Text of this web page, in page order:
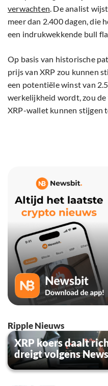
verwachten. De analist
meer dan 2.400 dagen, die
een indrukwekkende bull
Op basis van historische
prijs van XRP zou kunnen
een potentiële winst van
werkelijkheid wordt, zou de
XRP-wallet kunnen stijgen
Ripple Nieuws
XRP koers daalt
dreigt volgens